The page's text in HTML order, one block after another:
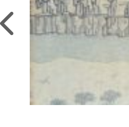
법